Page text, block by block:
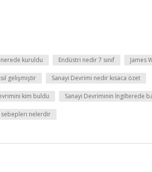
kuruldu Endüstri nedir 7 sınıf James
gelişmiştir Sanayi Devrimi nedir kısaca özet
kim buldu Sanayi Devriminin İngilterede
sebepleri nelerdir